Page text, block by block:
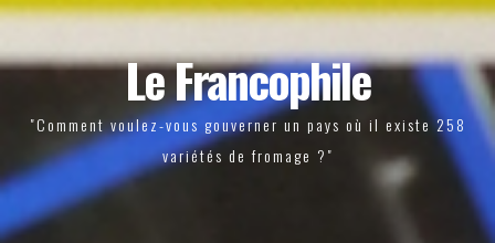
Le Francophile
"Comment voulez-vous gouverner un pays où il existe 258
variétés de fromage ?"